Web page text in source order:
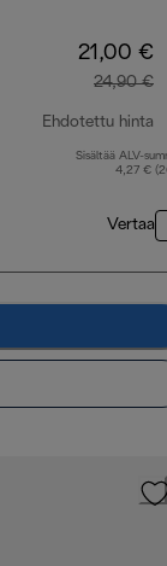
21,00 €
24,90 €
Ehdotettu hinta
Sisältää ALV-
4,27 €
Vertaa